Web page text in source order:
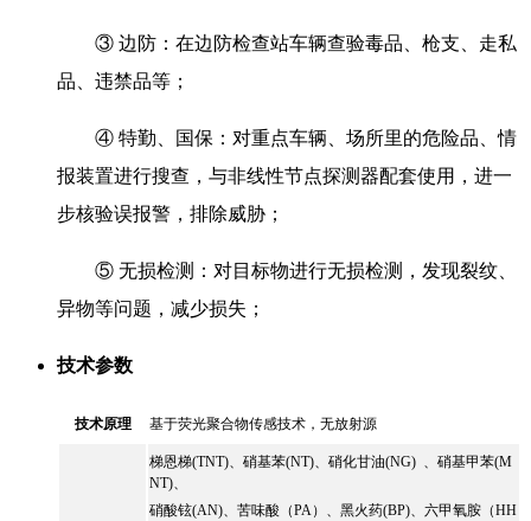
③ 边防：在边防检查站车辆查验毒品、枪支、走私
品、违禁品等；
④ 特勤、国保：对重点车辆、场所里的危险品、情
报装置进行搜查，与非线性节点探测器配套使用，进一
步核验误报警，排除威胁；
⑤ 无损检测：对目标物进行无损检测，发现裂纹、
异物等问题，减少损失；
技术参数
技术原理 基于荧光聚合物传感技术，无放射源
梯恩梯(TNT)、硝基苯(NT)、硝化甘油(NG) 、硝基甲苯(M
NT)、
硝酸铉(AN)、苦味酸（PA）、黑火药(BP)、六甲氧胺（HH